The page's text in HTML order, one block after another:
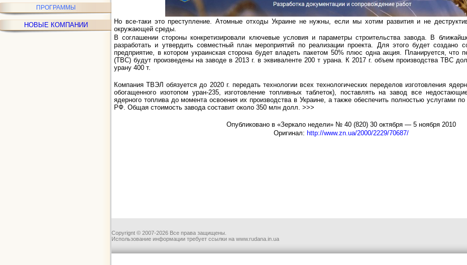
ПРОГРАММЫ
НОВЫЕ КОМПАНИИ
Но все-таки это преступление. Атомные отходы Украине не нужны, если мы хотим развития и не
окружающей среды.
В соглашении стороны конкретизировали ключевые условия и параметры строительства завода. В
разработать и утвердить совместный план мероприятий по реализации проекта. Для этого будет создано
предприятие, в котором украинская сторона будет владеть пакетом 50% плюс одна акция. Планируется, что
(ТВС) будут произведены на заводе в 2013 г. в эквиваленте 200 т урана. К 2017 г. объем производства ТВС
урану 400 т.
Компания ТВЭЛ обязуется до 2020 г. передать технологии всех технологических переделов изготовления
обогащенного изотопом уран-235, изготовление топливных таблеток), поставлять на завод все
ядерного топлива до момента освоения их производства в Украине, а также обеспечить полностью услугами
РФ. Общая стоимость завода составит около 350 млн долл. >>>
Опубликовано в «Зеркало недели» № 40 (820) 30 октября — 5 ноября 2010
Оригинал: http://www.zn.ua/2000/2229/70687/
Copyrignt © 2007-2026 Все права защищены.
Использование информации требует ссылки на www.rudana.in.ua